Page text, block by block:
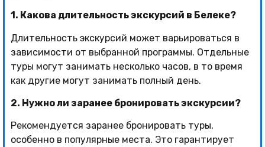
1. Какова длительность экскурсий в Белеке?
Длительность экскурсий может варьироваться в
зависимости от выбранной программы. Отдельные
туры могут занимать несколько часов, в то время
как другие могут занимать полный день.
2. Нужно ли заранее бронировать экскурсии?
Рекомендуется заранее бронировать туры,
особенно в популярные места. Это гарантирует